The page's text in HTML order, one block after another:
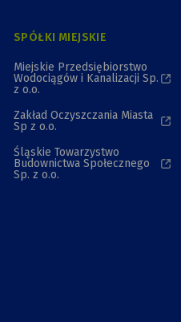
SPÓŁKI MIEJSKIE
Miejskie Przedsiębiorstwo
Wodociągów i Kanalizacji Sp.
z o.o.
Zakład Oczyszczania Miasta
Sp z o.o.
Śląskie Towarzystwo
Budownictwa Społecznego
Sp. z o.o.